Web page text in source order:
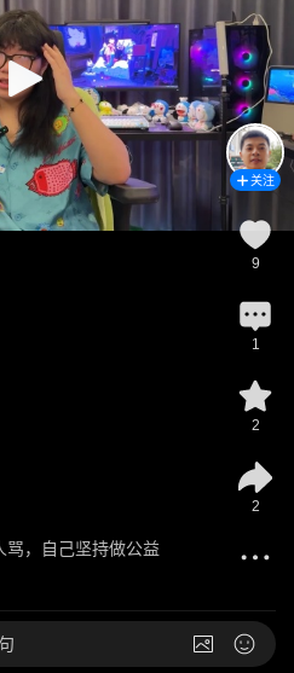
骂，自己坚持做公益
关注
9
1
2
2